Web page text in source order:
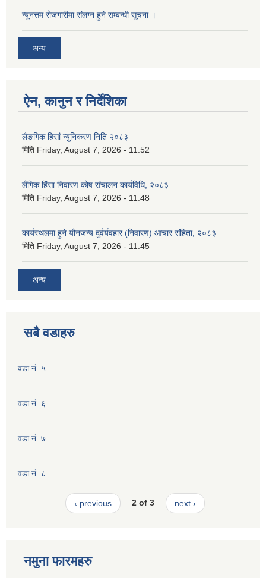
न्यूनत्तम रोजगारीमा संलग्न हुने सम्बन्धी सूचना ।
अन्य
ऐन, कानुन र निर्देशिका
लैङगिक हिसां न्युनिकरण निति २०८३
मिति Friday, August 7, 2026 - 11:52
लैंगिक हिंसा निवारण कोष संचालन कार्यविधि, २०८३
मिति Friday, August 7, 2026 - 11:48
कार्यस्थलमा हुने यौनजन्य दुर्वर्यवहार (निवारण) आचार संहिता, २०८३
मिति Friday, August 7, 2026 - 11:45
अन्य
सबै वडाहरु
वडा नं. ५
वडा नं. ६
वडा नं. ७
वडा नं. ८
‹ previous 2 of 3 next ›
नमुना फारमहरु